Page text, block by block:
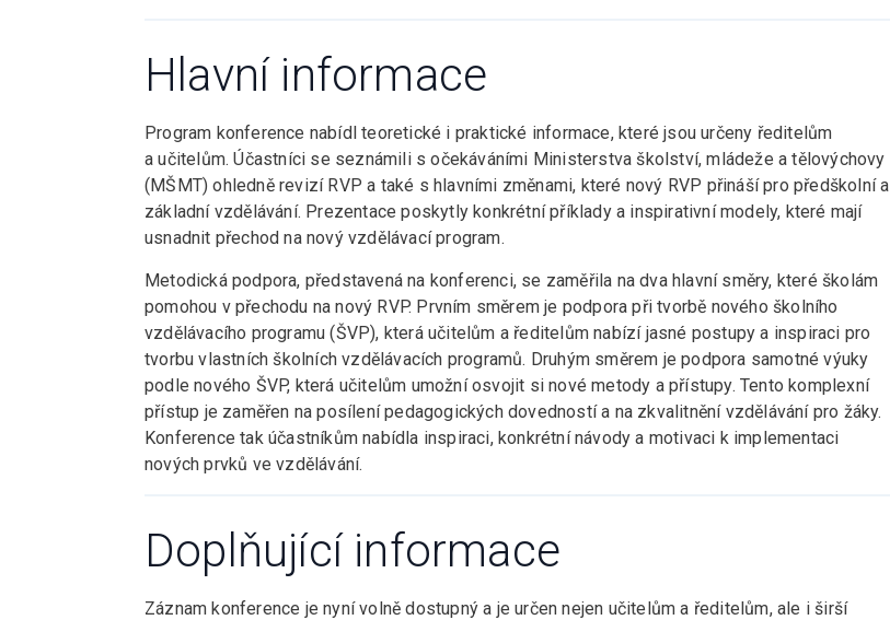
Hlavní informace
Program konference nabídl teoretické i praktické informace, které jsou určeny ředitelům
a učitelům. Účastníci se seznámili s očekáváními Ministerstva školství, mládeže a tělovýchovy
(MŠMT) ohledně revizí RVP a také s hlavními změnami, které nový RVP přináší pro předškolní a
základní vzdělávání. Prezentace poskytly konkrétní příklady a inspirativní modely, které mají
usnadnit přechod na nový vzdělávací program.
Metodická podpora, představená na konferenci, se zaměřila na dva hlavní směry, které školám
pomohou v přechodu na nový RVP. Prvním směrem je podpora při tvorbě nového školního
vzdělávacího programu (ŠVP), která učitelům a ředitelům nabízí jasné postupy a inspiraci pro
tvorbu vlastních školních vzdělávacích programů. Druhým směrem je podpora samotné výuky
podle nového ŠVP, která učitelům umožní osvojit si nové metody a přístupy. Tento komplexní
přístup je zaměřen na posílení pedagogických dovedností a na zkvalitnění vzdělávání pro žáky.
Konference tak účastníkům nabídla inspiraci, konkrétní návody a motivaci k implementaci
nových prvků ve vzdělávání.
Doplňující informace
Záznam konference je nyní volně dostupný a je určen nejen učitelům a ředitelům, ale i širší